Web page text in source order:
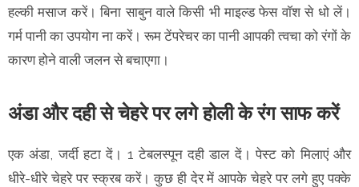
हल्की मसाज करें। बिना साबुन वाले किसी भी माइल्ड फेस वॉश से धो लें।
गर्म पानी का उपयोग ना करें। रूम टेंपरेचर का पानी आपकी त्वचा को रंगों के
कारण होने वाली जलन से बचाएगा।
अंडा और दही से चेहरे पर लगे होली के रंग साफ करें
एक अंडा, जर्दी हटा दें। 1 टेबलस्पून दही डाल दें। पेस्ट को मिलाएं और
धीरे-धीरे चेहरे पर स्क्रब करें। कुछ ही देर में आपके चेहरे पर लगे हुए पक्के